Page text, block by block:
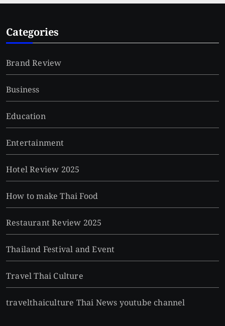
Categories
Brand Review
Business
Education
Entertainment
Hotel Review 2025
How to make Thai Food
Restaurant Review 2025
Thailand Festival and Event
Travel Thai Culture
travelthaiculture Thai News youtube channel